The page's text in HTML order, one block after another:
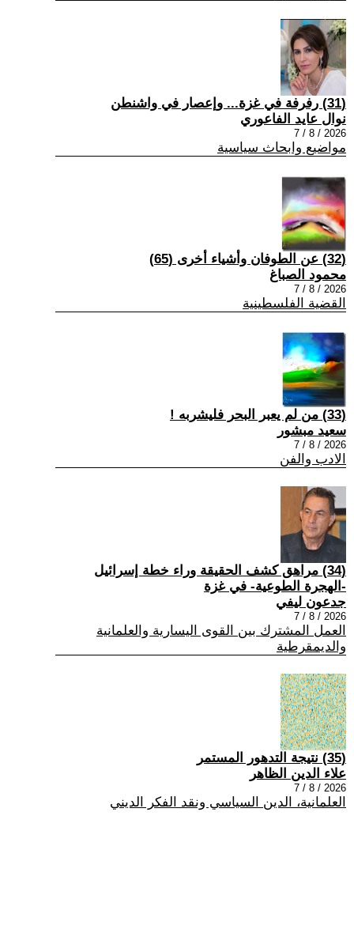
(31) رفرفة في غزة... وإعصار في واشنطن
نوال عايد الفاعوري
2026 / 8 / 7
مواضيع وابحاث سياسية
(32) عن الطوفان وأشياء أخرى (65)
محمود الصباغ
2026 / 8 / 7
القضية الفلسطينية
(33) من لم يعبر البحر فليشربه !
سعيد مبشور
2026 / 8 / 7
الادب والفن
(34) مراهق كشف الحقيقة وراء خطة إسرائيل
-الهجرة الطوعية- في غزة
جدعون ليفي
2026 / 8 / 7
العمل المشترك بين القوى اليسارية والعلمانية
والديمقرطية
(35) نتيجة التدهور المستمر
علاء الدين الظاهر
2026 / 8 / 7
العلمانية، الدين السياسي ونقد الفكر الديني